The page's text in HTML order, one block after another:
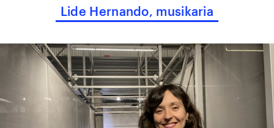
Lide Hernando, musikaria